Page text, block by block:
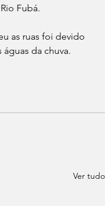
Fubá.
as ruas foi devido
da chuva.
Ver tudo